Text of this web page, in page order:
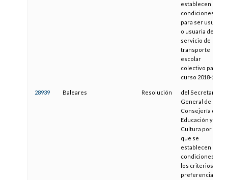
establecen las
condiciones
para ser usuario
o usuaria del
servicio de
transporte
escolar
colectivo para el
curso 2018-2019
28939 Baleares Resolución
del Secretario
General de la
Consejería de
Educación y
Cultura por la
que se
establecen las
condiciones y
los criterios de
preferencia